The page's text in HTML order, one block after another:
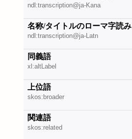
ndl:transcription@ja-Kana
名称/タイトルのローマ字読み
ndl:transcription@ja-Latn
同義語
xl:altLabel
上位語
skos:broader
関連語
skos:related